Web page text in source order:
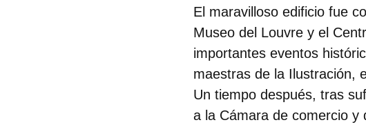
El maravilloso edificio fue
Museo del Louvre y el
importantes eventos
maestras de la Ilustración,
Un tiempo después, tras
a la Cámara de comercio y